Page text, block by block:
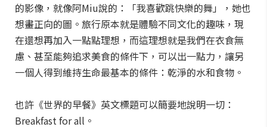
的影像，就像阿Miu說的：「我喜歡跳快樂的舞」，她也
想畫正向的圖。旅行原本就是體驗不同文化的趣味，現
在還想再加入一點點理想，而這理想就是我們在衣食無
慮、甚至能夠追求美食的條件下，可以出一點力，讓另
一個人得到維持生命最基本的條件：乾淨的水和食物。
也許《世界的早餐》英文標題可以簡要地說明一切：
Breakfast for all。